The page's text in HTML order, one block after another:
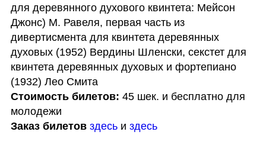
для деревянного духового квинтета: Мейсон
Джонс) М. Равеля, первая часть из
дивертисмента для квинтета деревянных
духовых (1952) Вердины Шленски, секстет для
квинтета деревянных духовых и фортепиано
(1932) Лео Смита
Стоимость билетов: 45 шек. и бесплатно для
Заказ билетов здесь и здесь